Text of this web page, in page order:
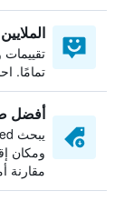
تقييمات
تمامًا.
أفضل
ومكان
مقارنة